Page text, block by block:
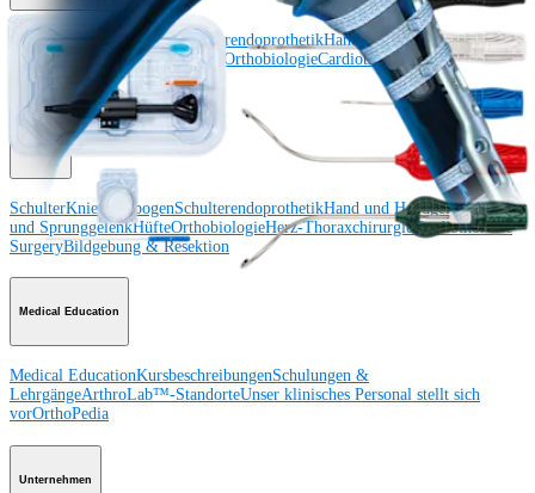
SchulterKnie EllenbogenSchulterendoprothetikHand und HandgelenkFuß
und SprunggelenkTraumaHüfte OrthobiologieCardiothoracic
Surgery
Wirbelsäule
Produkt
SchulterKnieEllenbogenSchulterendoprothetikHand und HandgelenkFuß
und SprunggelenkHüfteOrthobiologieHerz-ThoraxchirurgieCardiothoracic
SurgeryBildgebung & Resektion
Medical Education
Medical EducationKursbeschreibungenSchulungen &
LehrgängeArthroLab™-StandorteUnser klinisches Personal stellt sich
vorOrthoPedia
Unternehmen